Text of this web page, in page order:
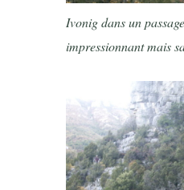
Ivonig dans un
impressionnant mais